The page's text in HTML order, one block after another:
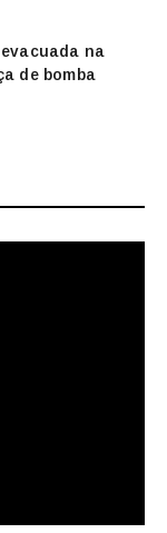
evacuada na
de bomba